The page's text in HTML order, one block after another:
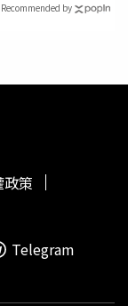
Recommended by
政策
Telegram